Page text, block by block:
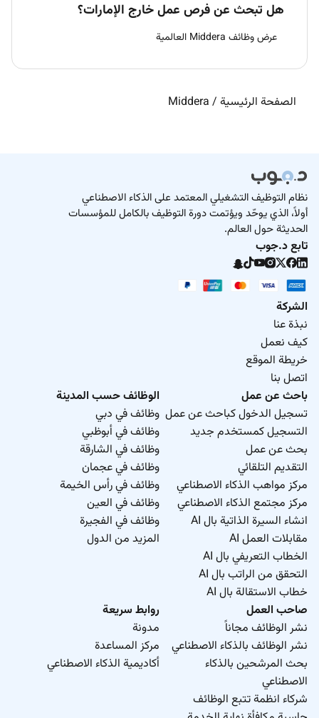
هل تبحث عن فرص عمل خارج الإمارات؟
عرض وظائف Middera العالمية
الصفحة الرئيسية /
Middera
نظام التوظيف التشغيلي المعتمد على الذكاء الاصطناعي
أولاً، الذي يوحّد ويؤتمت دورة التوظيف بالكامل للمؤسسات
الحديثة حول العالم.
تابع د.جوب
الشركة
نبذة عنا
كيف نعمل
خريطة الموقع
اتصل بنا
باحث عن عمل
تسجيل الدخول كباحث عن عمل
التسجيل كمستخدم جديد
بحث عن عمل
التقديم التلقائي
مركز مواهب الذكاء الاصطناعي
مركز مجتمع الذكاء الاصطناعي
انشاء السيرة الذاتية بال AI
مقابلات العمل AI
الخطاب التعريفي بال AI
التحقق من الراتب بال AI
خطاب الاستقالة بال AI
الوظائف حسب المدينة
وظائف في دبي
وظائف في أبوظبي
وظائف في الشارقة
وظائف في عجمان
وظائف في رأس الخيمة
وظائف في العين
وظائف في الفجيرة
المزيد من الدول
صاحب العمل
نشر الوظائف مجاناً
نشر الوظائف بالذكاء الاصطناعي
بحث المرشحين بالذكاء
الاصطناعي
شركاء انظمة تتبع الوظائف
روابط سريعة
مدونة
مركز المساعدة
أكاديمية الذكاء الاصطناعي